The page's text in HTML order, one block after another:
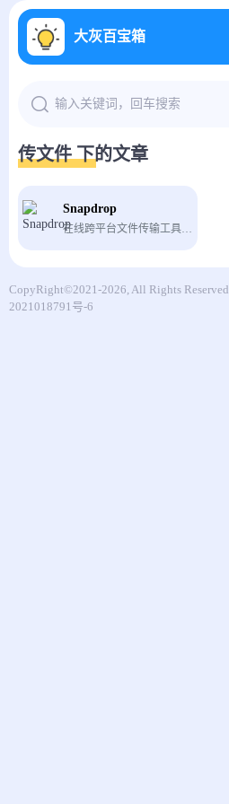
大灰百宝箱
传文件 下的文章
Snapdrop
在线跨平台文件传输工具，需要连上同一WIFI
CopyRight©2021-2026, All Rights Reserved.
2021018791号-6